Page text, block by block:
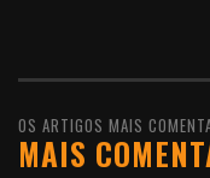
OS ARTIGOS MAIS
MAIS